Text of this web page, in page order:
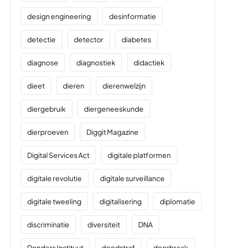
design engineering desinformatie
detectie detector diabetes
diagnose diagnostiek didactiek
dieet dieren dierenwelzijn
diergebruik diergeneeskunde
dierproeven Diggit Magazine
Digital Services Act digitale platformen
digitale revolutie digitale surveillance
digitale tweeling digitalisering diplomatie
discriminatie diversiteit DNA